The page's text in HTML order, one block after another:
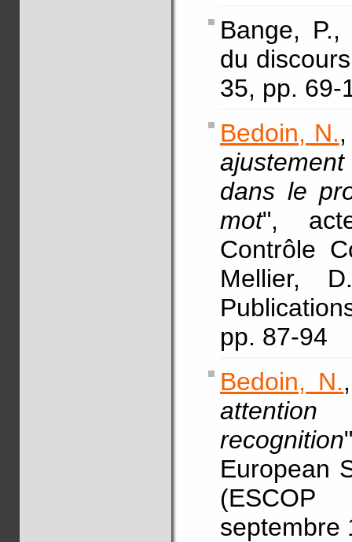
Bange, P.,
du
35, pp.
Bedoin, N.
dans le
mot",
Contrôle
Mellier,
pp. 87-94
Bedoin, N.
recognition
European
septembre